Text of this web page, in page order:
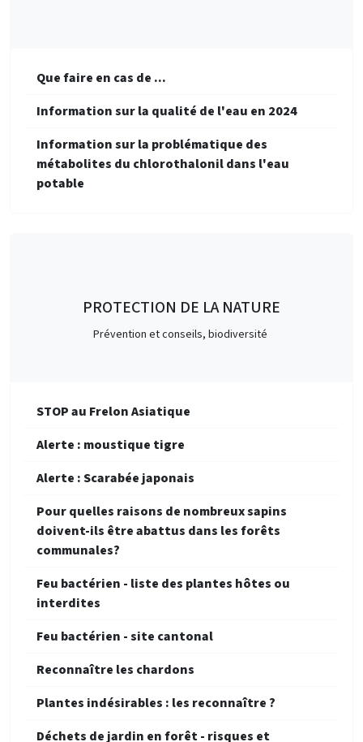
Que faire en cas de ...
Information sur la qualité de l'eau en 2024
Information sur la problématique des
métabolites du chlorothalonil dans l'eau
potable
PROTECTION DE LA NATURE
Prévention et conseils, biodiversité
STOP au Frelon Asiatique
Alerte : moustique tigre
Alerte : Scarabée japonais
Pour quelles raisons de nombreux sapins
doivent-ils être abattus dans les forêts
communales?
Feu bactérien - liste des plantes hôtes ou
interdites
Feu bactérien - site cantonal
Reconnaître les chardons
Plantes indésirables : les reconnaître ?
Déchets de jardin en forêt - risques et